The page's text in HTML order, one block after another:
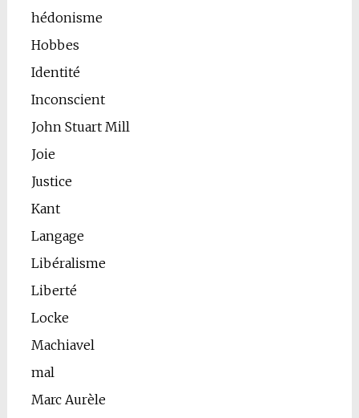
hédonisme
Hobbes
Identité
Inconscient
John Stuart Mill
Joie
Justice
Kant
Langage
Libéralisme
Liberté
Locke
Machiavel
mal
Marc Aurèle